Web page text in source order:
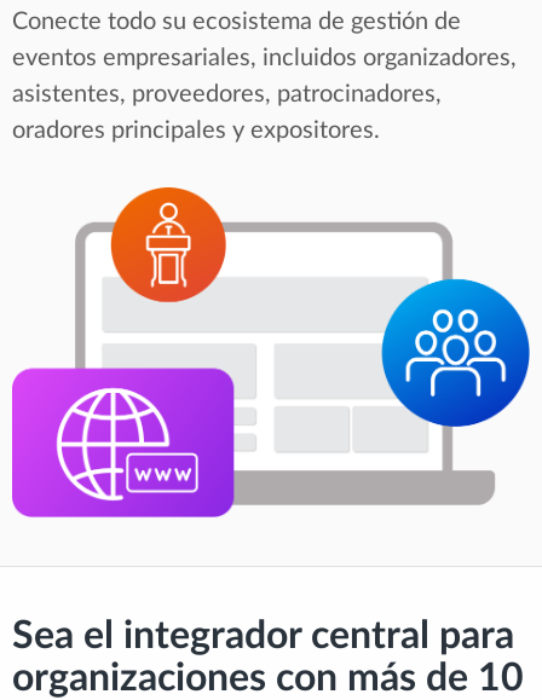
Conecte todo su ecosistema de gestión de
eventos empresariales, incluidos organizadores,
asistentes, proveedores, patrocinadores,
oradores principales y expositores.
Sea el integrador central para
organizaciones con más de 10